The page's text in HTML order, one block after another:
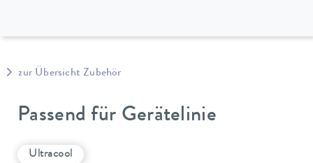
zur Übersicht Zubehör
Passend für Gerätelinie
Ultracool